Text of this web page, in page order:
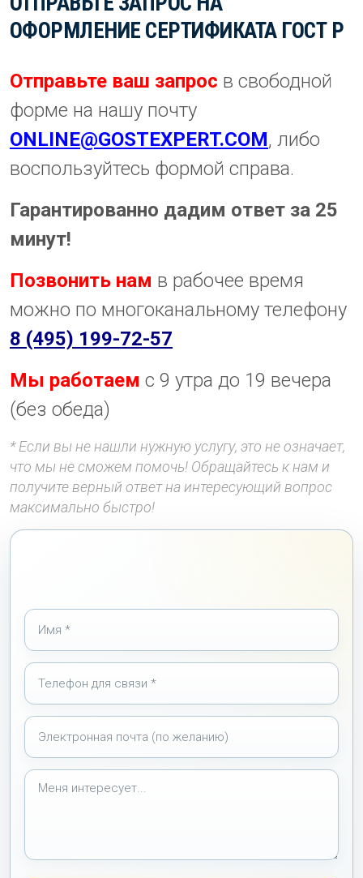
ОФОРМЛЕНИЕ СЕРТИФИКАТА ГОСТ Р
Отправьте ваш запрос в свободной
форме на нашу почту
ONLINE@GOSTEXPERT.COM, либо
воспользуйтесь формой справа.
Гарантированно дадим ответ за 25
минут!
Позвонить нам в рабочее время
можно по многоканальному телефону
8 (495) 199-72-57
Мы работаем с 9 утра до 19 вечера
(без обеда)
* Если вы не нашли нужную услугу, это не означает,
что мы не сможем помочь! Обращайтесь к нам и
получите верный ответ на интересующий вопрос
максимально быстро!